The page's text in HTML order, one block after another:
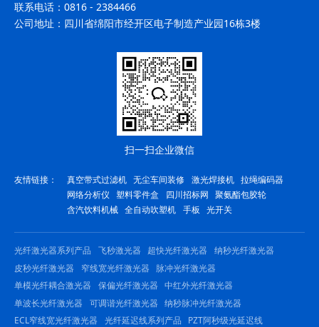
联系电话： 0816 - 2384466
公司地址： 四川省绵阳市经开区电子制造产业园16栋3楼
扫一扫企业微信
友情链接： 真空带式过滤机 无尘车间装修 激光焊接机 拉绳编码器
网络分析仪 塑料零件盒 四川招标网
聚氨酯包胶轮
含汽饮料机械 全自动吹塑机 手板 光开关
光纤激光器系列产品 飞秒激光器 超快光纤激光器
纳秒光纤激光器
皮秒光纤激光器
窄线宽光纤激光器
脉冲光纤激光器
单模光纤耦合激光器
保偏光纤激光器 中红外光纤激光器
单波长光纤激光器
可调谐光纤激光器 纳秒脉冲光纤激光器
ECL窄线宽光纤激光器
光纤延迟线系列产品
PZT阿秒级光延迟线